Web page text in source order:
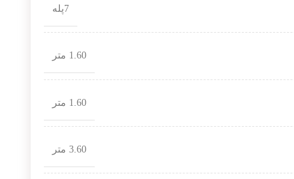
7پله
1.60 متر
1.60 متر
3.60 متر